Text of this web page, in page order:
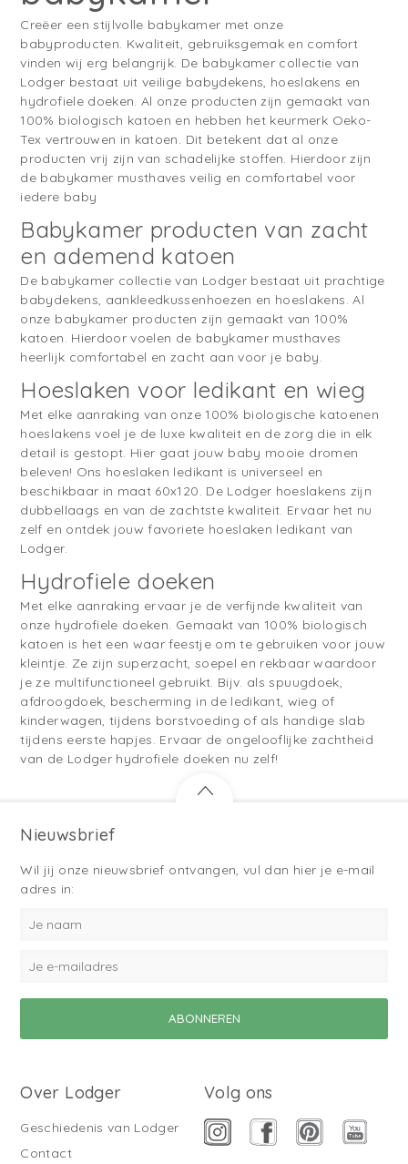
Creëer een stijlvolle babykamer met onze
babyproducten. Kwaliteit, gebruiksgemak en comfort
vinden wij erg belangrijk. De babykamer collectie van
Lodger bestaat uit veilige babydekens, hoeslakens en
hydrofiele doeken. Al onze producten zijn gemaakt van
100% biologisch katoen en hebben het keurmerk Oeko-
Tex vertrouwen in katoen. Dit betekent dat al onze
producten vrij zijn van schadelijke stoffen. Hierdoor zijn
de babykamer musthaves veilig en comfortabel voor
iedere baby
Babykamer producten van zacht
en ademend katoen
De babykamer collectie van Lodger bestaat uit prachtige
babydekens, aankleedkussenhoezen en hoeslakens. Al
onze babykamer producten zijn gemaakt van 100%
katoen. Hierdoor voelen de babykamer musthaves
heerlijk comfortabel en zacht aan voor je baby.
Hoeslaken voor ledikant en wieg
Met elke aanraking van onze 100% biologische katoenen
hoeslakens voel je de luxe kwaliteit en de zorg die in elk
detail is gestopt. Hier gaat jouw baby mooie dromen
beleven! Ons hoeslaken ledikant is universeel en
beschikbaar in maat 60x120. De Lodger hoeslakens zijn
dubbellaags en van de zachtste kwaliteit. Ervaar het nu
zelf en ontdek jouw favoriete hoeslaken ledikant van
Lodger.
Hydrofiele doeken
Met elke aanraking ervaar je de verfijnde kwaliteit van
onze hydrofiele doeken. Gemaakt van 100% biologisch
katoen is het een waar feestje om te gebruiken voor jouw
kleintje. Ze zijn superzacht, soepel en rekbaar waardoor
je ze multifunctioneel gebruikt. Bijv. als spuugdoek,
afdroogdoek, bescherming in de ledikant, wieg of
kinderwagen, tijdens borstvoeding of als handige slab
tijdens eerste hapjes. Ervaar de ongelooflijke zachtheid
van de Lodger hydrofiele doeken nu zelf!
Nieuwsbrief
Wil jij onze nieuwsbrief ontvangen, vul dan hier je e-mail
adres in:
Over Lodger
Geschiedenis van Lodger
Contact
Volg ons